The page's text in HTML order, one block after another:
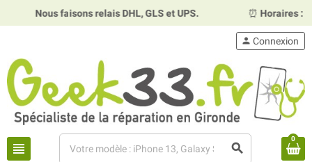
Nous faisons relais DHL, GLS et UPS. ⏰Horaires :
view_headline search
person Connexion
0